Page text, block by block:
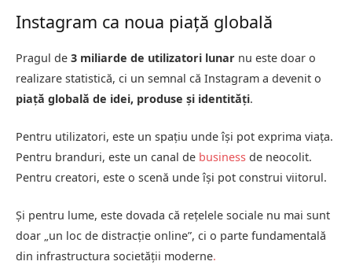
Instagram ca noua piață globală
Pragul de 3 miliarde de utilizatori lunar nu este doar o
realizare statistică, ci un semnal că Instagram a devenit o
piață globală de idei, produse și identități.
Pentru utilizatori, este un spațiu unde își pot exprima viața.
Pentru branduri, este un canal de business de neocolit.
Pentru creatori, este o scenă unde își pot construi viitorul.
Și pentru lume, este dovada că rețelele sociale nu mai sunt
doar „un loc de distracție online”, ci o parte fundamentală
din infrastructura societății moderne.